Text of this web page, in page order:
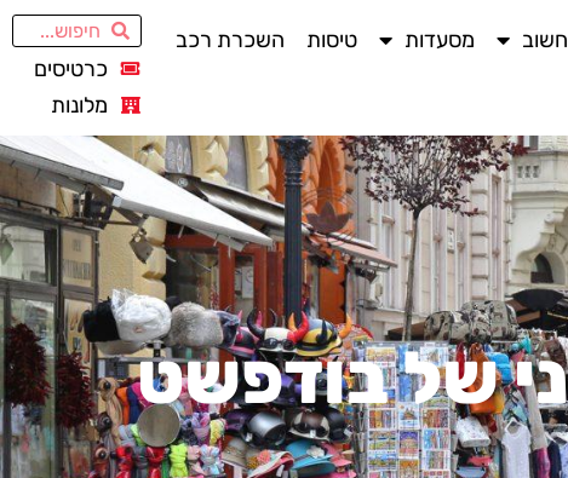
חשוב מסעדות טיסות השכרת רכב
כרטיסים
מלונות
של בודפשט